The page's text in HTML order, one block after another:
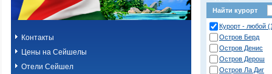
Контакты
Цены на Сейшелы
Отели Сейшел
Найти курорт
Курорт - любой
Остров Берд
Остров Денис
Остров Дерош
Остров Ла Диг